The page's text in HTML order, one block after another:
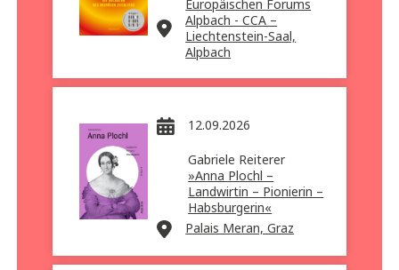
Europäischen Forums
Alpbach - CCA –
Liechtenstein-Saal,
Alpbach
12.09.2026
Gabriele Reiterer
»Anna Plochl –
Landwirtin – Pionierin –
Habsburgerin«
Palais Meran, Graz